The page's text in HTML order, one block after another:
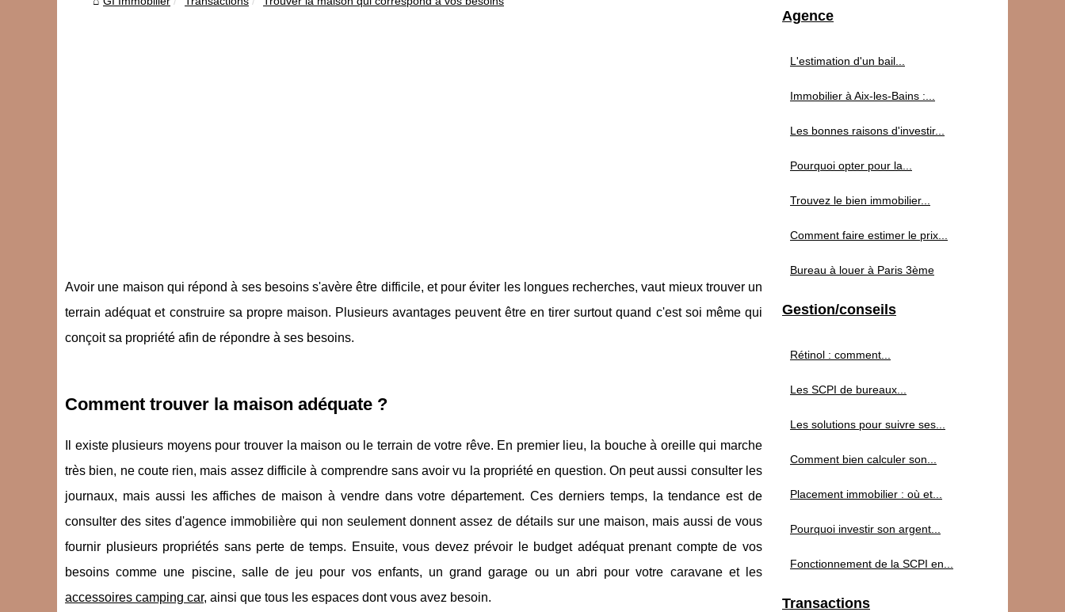
Avoir une maison qui répond à ses besoins s'avère être difficile, et pour éviter les longues recherches, vaut mieux trouver un
terrain adéquat et construire sa propre maison. Plusieurs avantages peuvent être en tirer surtout quand c'est soi même qui
conçoit sa propriété afin de répondre à ses besoins.
Comment trouver la maison adéquate ?
Il existe plusieurs moyens pour trouver la maison ou le terrain de votre rêve. En premier lieu, la bouche à oreille qui marche
très bien, ne coute rien, mais assez difficile à comprendre sans avoir vu la propriété en question. On peut aussi consulter les
journaux, mais aussi les affiches de maison à vendre dans votre département. Ces derniers temps, la tendance est de
consulter des sites d'agence immobilière qui non seulement donnent assez de détails sur une maison, mais aussi de vous
fournir plusieurs propriétés sans perte de temps. Ensuite, vous devez prévoir le budget adéquat prenant compte de vos
besoins comme une piscine, salle de jeu pour vos enfants, un grand garage ou un abri pour votre caravane et les
accessoires camping car, ainsi que tous les espaces dont vous avez besoin.
Agence
L'estimation d'un bail...
Immobilier à Aix-les-Bains :...
Les bonnes raisons d'investir...
Pourquoi opter pour la...
Trouvez le bien immobilier...
Comment faire estimer le prix...
Bureau à louer à Paris 3ème
Gestion/conseils
Rétinol : comment...
Les SCPI de bureaux...
Les solutions pour suivre ses...
Comment bien calculer son...
Placement immobilier : où et...
Pourquoi investir son argent...
Fonctionnement de la SCPI en...
Transactions